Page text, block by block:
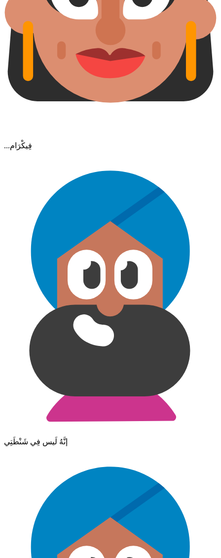
...فِيكْرَام
إنَّهُ لَيس فِي شَنْطَتِي